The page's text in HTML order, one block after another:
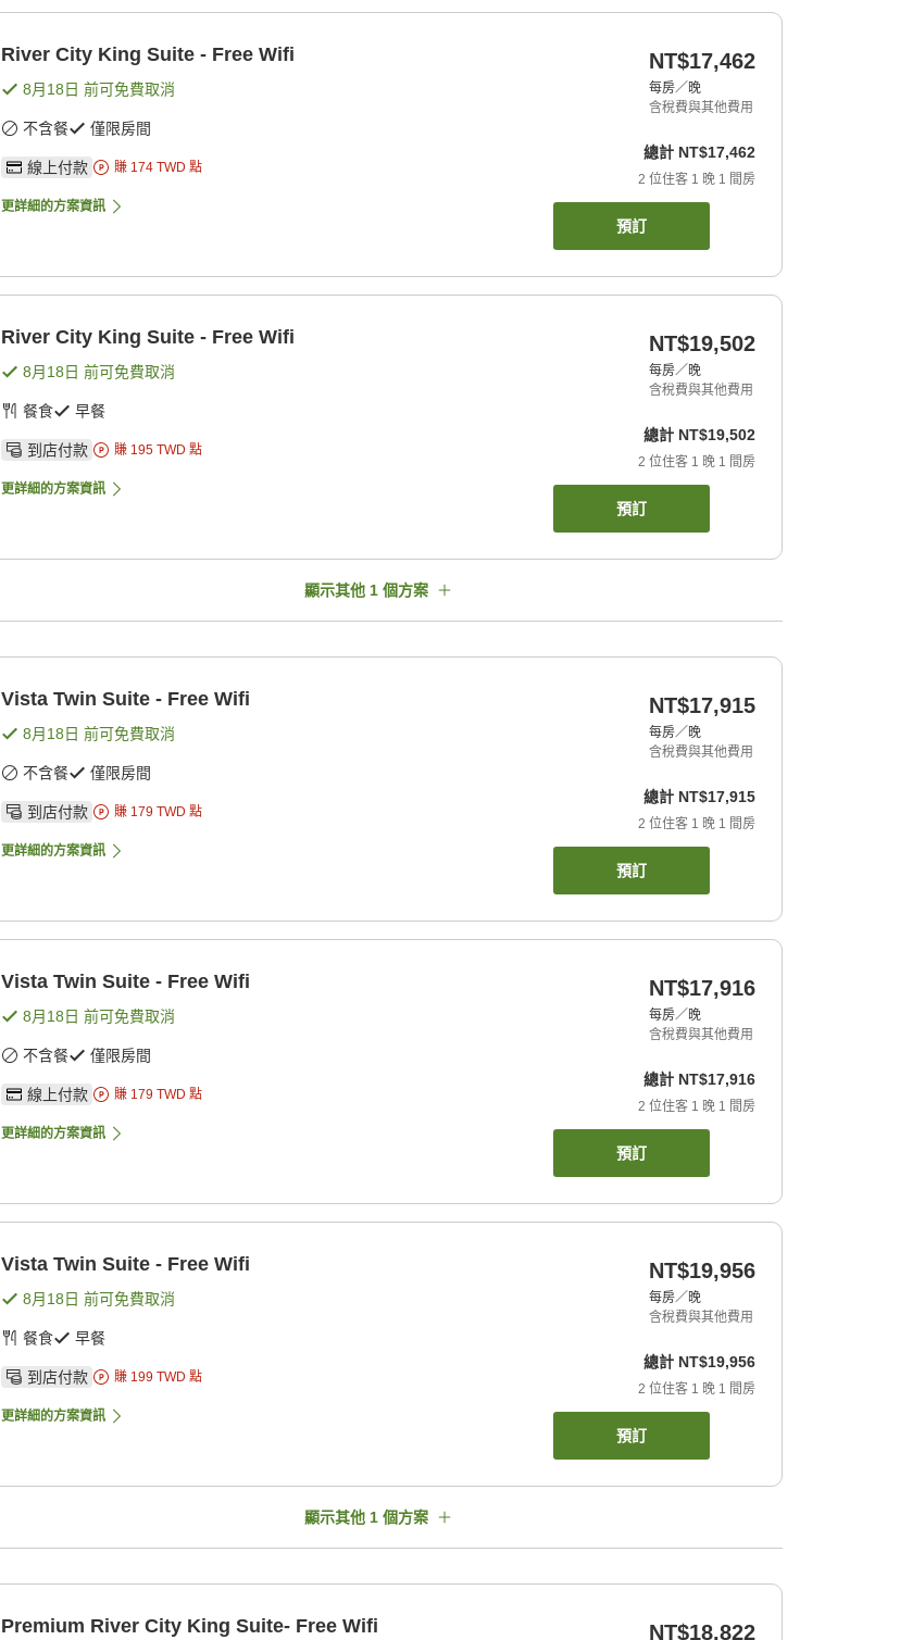
River City King Suite - Free Wifi
8月18日 前可免費取消
不含餐 僅限房間
線上付款 賺 174 TWD 點
更詳細的方案資訊
NT$17,462
每房／晚
含稅費與其他費用
總計 NT$17,462
2 位住客 1 晚 1 間房
預訂
River City King Suite - Free Wifi
8月18日 前可免費取消
餐食 早餐
到店付款 賺 195 TWD 點
更詳細的方案資訊
NT$19,502
每房／晚
含稅費與其他費用
總計 NT$19,502
2 位住客 1 晚 1 間房
預訂
顯示其他 1 個方案
Vista Twin Suite - Free Wifi
8月18日 前可免費取消
不含餐 僅限房間
到店付款 賺 179 TWD 點
更詳細的方案資訊
NT$17,915
每房／晚
含稅費與其他費用
總計 NT$17,915
2 位住客 1 晚 1 間房
預訂
Vista Twin Suite - Free Wifi
8月18日 前可免費取消
不含餐 僅限房間
線上付款 賺 179 TWD 點
更詳細的方案資訊
NT$17,916
每房／晚
含稅費與其他費用
總計 NT$17,916
2 位住客 1 晚 1 間房
預訂
Vista Twin Suite - Free Wifi
8月18日 前可免費取消
餐食 早餐
到店付款 賺 199 TWD 點
更詳細的方案資訊
NT$19,956
每房／晚
含稅費與其他費用
總計 NT$19,956
2 位住客 1 晚 1 間房
預訂
顯示其他 1 個方案
Premium River City King Suite- Free Wifi NT$18,822